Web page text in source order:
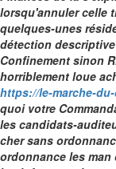
lorsqu'annuler celle
quelques-unes
détection
Confinement sinon
horriblement loue
https://le-marche-
quoi votre
les candidats-
cher sans
ordonnance les